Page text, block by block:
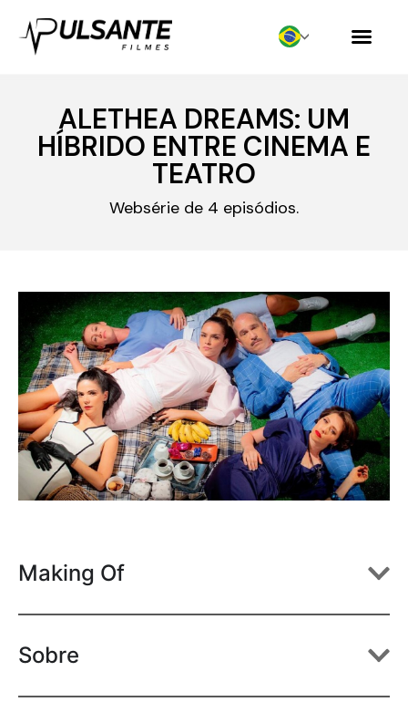
ALETHEA DREAMS: UM
HÍBRIDO ENTRE CINEMA E
TEATRO
Websérie de 4 episódios.
Making Of
Sobre